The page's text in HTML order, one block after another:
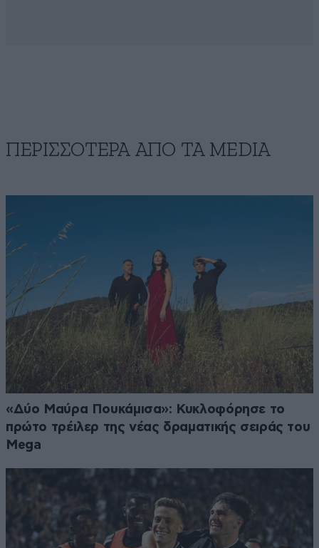
ΠΕΡΙΣΣΟΤΕΡΑ ΑΠΟ ΤA MEDIA
«Δύο Μαύρα Πουκάμισα»: Κυκλοφόρησε το
πρώτο τρέιλερ της νέας δραματικής σειράς του
Mega